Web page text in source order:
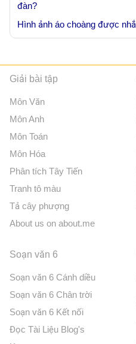
đàn?
Hình ảnh áo choàng được
Giải bài tập
Môn Văn
Môn Anh
Môn Toán
Môn Hóa
Phân tích Tây Tiến
Tranh tô màu
Tả cây phượng
About us on about.me
Soạn văn 6
Soạn văn 6 Cánh diều
Soạn văn 6 Chân trời
Soạn văn 6 Kết nối
Đọc Tài Liệu Blog's